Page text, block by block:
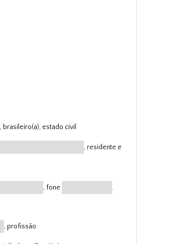
, brasileiro(a), estado civil
, residente e
, fone .
, profissão